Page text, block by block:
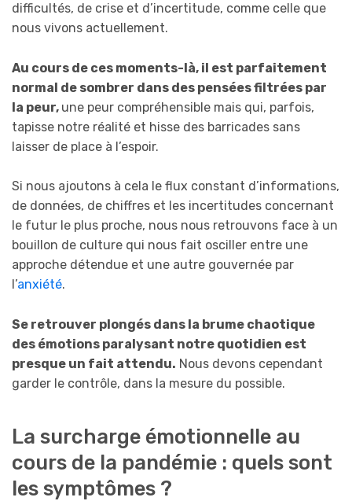
difficultés, de crise et d’incertitude, comme celle que
nous vivons actuellement.
Au cours de ces moments-là, il est parfaitement
normal de sombrer dans des pensées filtrées par
la peur, une peur compréhensible mais qui, parfois,
tapisse notre réalité et hisse des barricades sans
laisser de place à l’espoir.
Si nous ajoutons à cela le flux constant d’informations,
de données, de chiffres et les incertitudes concernant
le futur le plus proche, nous nous retrouvons face à un
bouillon de culture qui nous fait osciller entre une
approche détendue et une autre gouvernée par
l’anxiété.
Se retrouver plongés dans la brume chaotique
des émotions paralysant notre quotidien est
presque un fait attendu. Nous devons cependant
garder le contrôle, dans la mesure du possible.
La surcharge émotionnelle au
cours de la pandémie : quels sont
les symptômes ?